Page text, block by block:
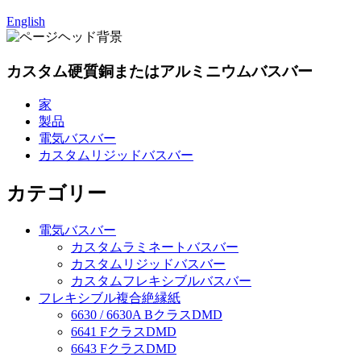
English
カスタム硬質銅またはアルミニウムバスバー
家
製品
電気バスバー
カスタムリジッドバスバー
カテゴリー
電気バスバー
カスタムラミネートバスバー
カスタムリジッドバスバー
カスタムフレキシブルバスバー
フレキシブル複合絶縁紙
6630 / 6630A BクラスDMD
6641 FクラスDMD
6643 FクラスDMD